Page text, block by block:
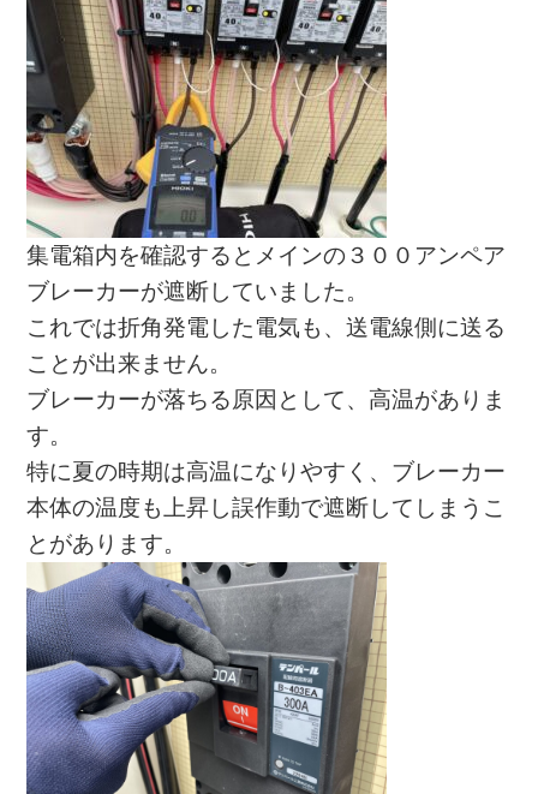
集電箱内を確認するとメインの３００アンペア
ブレーカーが遮断していました。
これでは折角発電した電気も、送電線側に送る
ことが出来ません。
ブレーカーが落ちる原因として、高温がありま
す。
特に夏の時期は高温になりやすく、ブレーカー
本体の温度も上昇し誤作動で遮断してしまうこ
とがあります。